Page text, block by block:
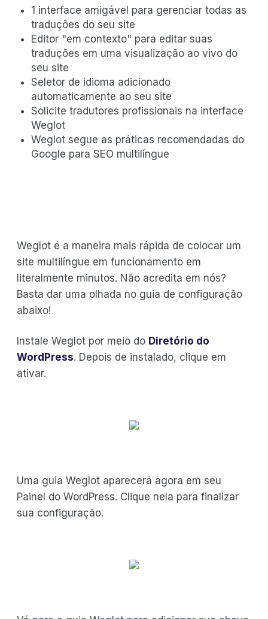
1 interface amigável para gerenciar todas as
traduções do seu site
Editor "em contexto" para editar suas
traduções em uma visualização ao vivo do
seu site
Seletor de idioma adicionado
automaticamente ao seu site
Solicite tradutores profissionais na interface
Weglot
Weglot segue as práticas recomendadas do
Google para SEO multilíngue
Weglot é a maneira mais rápida de colocar um
site multilíngue em funcionamento em
literalmente minutos. Não acredita em nós?
Basta dar uma olhada no guia de configuração
abaixo!
Instale Weglot por meio do Diretório do
WordPress. Depois de instalado, clique em
ativar.
Uma guia Weglot aparecerá agora em seu
Painel do WordPress. Clique nela para finalizar
sua configuração.